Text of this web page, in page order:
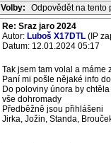
Volby: Odpovědět na tento
Re: Sraz jaro 2024
Autor: Luboš X17DTL (IP
Datum: 12.01.2024 05:17
Tak jsem tam volal a
Paní mi pošle nějaké info
Do poloviny února by
vše dohromady
Předběžně jsou přihlášeni
Jirka, Jožin, Standa,